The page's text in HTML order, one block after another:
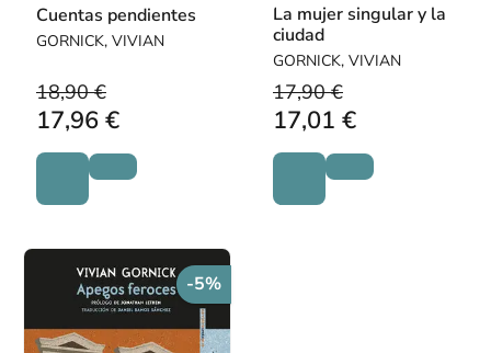
Cuentas pendientes
GORNICK, VIVIAN
18,90 €
17,96 €
La mujer singular y la
ciudad
GORNICK, VIVIAN
17,90 €
17,01 €
-5%